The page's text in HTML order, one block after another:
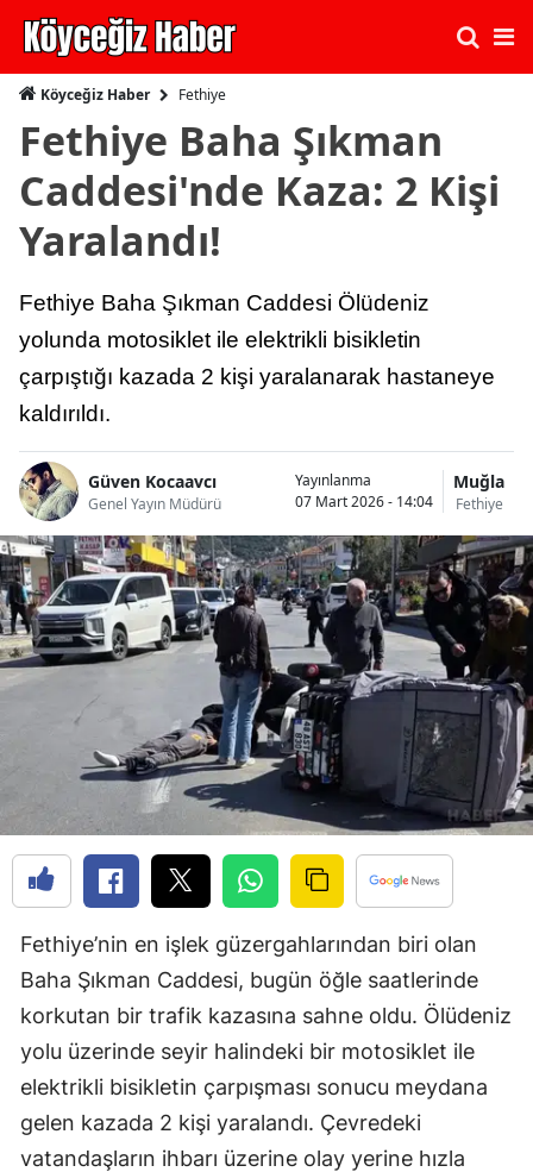
Köyceğiz Haber Fethiye
Fethiye Baha Şıkman
Caddesi'nde Kaza: 2 Kişi
Yaralandı!
Fethiye Baha Şıkman Caddesi Ölüdeniz
yolunda motosiklet ile elektrikli bisikletin
çarpıştığı kazada 2 kişi yaralanarak hastaneye
kaldırıldı.
Güven Kocaavcı
Genel Yayın Müdürü
Yayınlanma
07 Mart 2026 - 14:04
Muğla
Fethiye
Fethiye’nin en işlek güzergahlarından biri olan
Baha Şıkman Caddesi, bugün öğle saatlerinde
korkutan bir trafik kazasına sahne oldu. Ölüdeniz
yolu üzerinde seyir halindeki bir motosiklet ile
elektrikli bisikletin çarpışması sonucu meydana
gelen kazada 2 kişi yaralandı. Çevredeki
vatandaşların ihbarı üzerine olay yerine hızla